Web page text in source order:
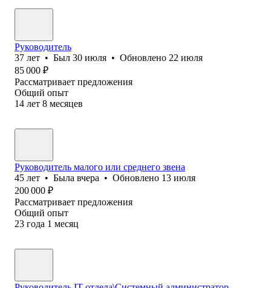
Руководитель
37 лет • Был 30 июля • Обновлено 22 июля
85 000 ₽
Рассматривает предложения
Общий опыт
14 лет 8 месяцев
Руководитель малого или среднего звена
45 лет • Была вчера • Обновлено 13 июля
200 000 ₽
Рассматривает предложения
Общий опыт
23 года 1 месяц